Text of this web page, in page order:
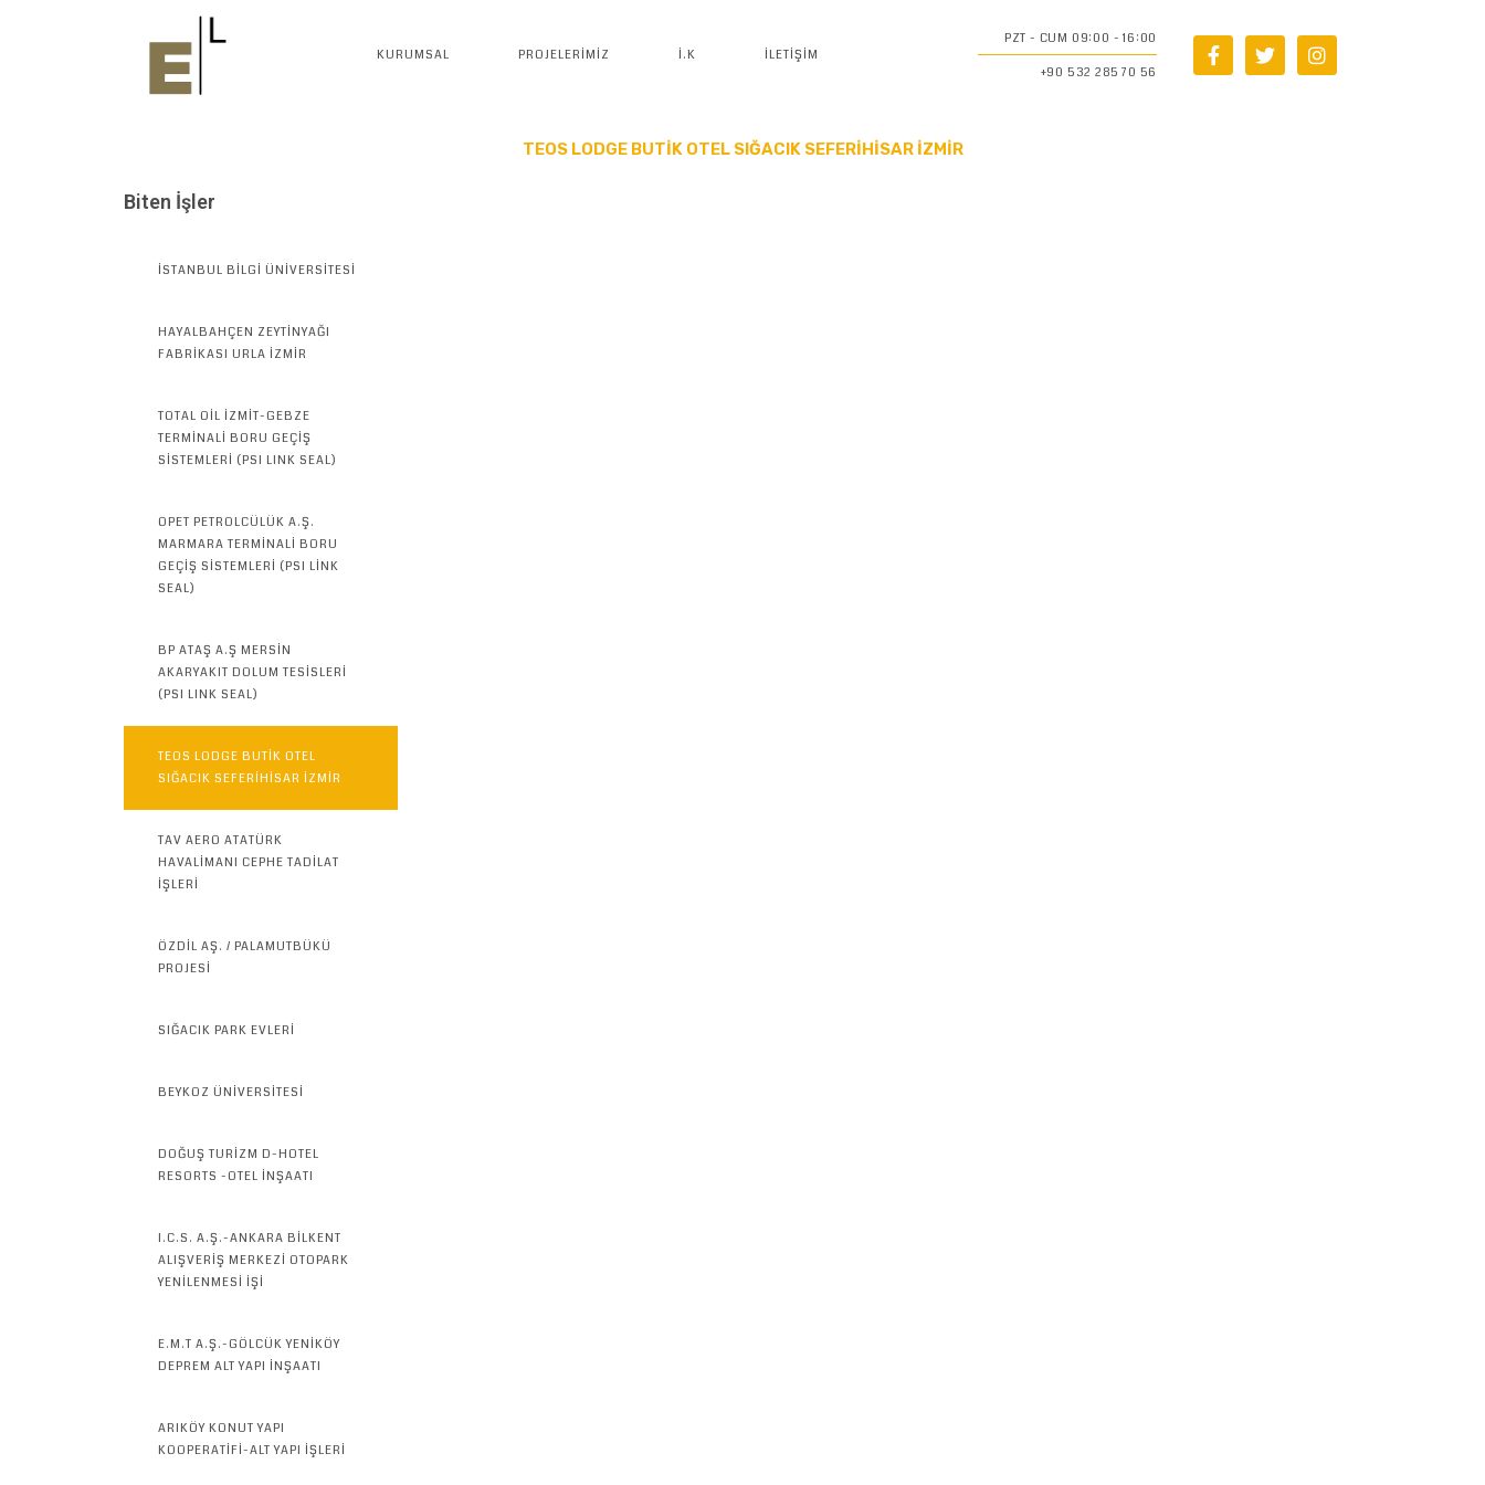
KURUMSAL PROJELERIMIZ İ.K İLETIŞIM
PZT - CUM 09:00 - 16:00
+90 532 285 70 56
TEOS LODGE BUTİK OTEL SIĞACIK SEFERİHİSAR İZMİR
Biten İşler
İSTANBUL BİLGİ ÜNİVERSİTESİ
HAYALBAHÇEN ZEYTİNYAĞI
FABRİKASI URLA İZMİR
TOTAL OİL İZMİT-GEBZE
TERMİNALİ BORU GEÇİŞ
SİSTEMLERİ (PSI LINK SEAL)
OPET PETROLCÜLÜK A.Ş.
MARMARA TERMİNALİ BORU
GEÇİŞ SİSTEMLERİ (PSI LİNK
SEAL)
BP ATAŞ A.Ş MERSİN
AKARYAKIT DOLUM TESİSLERİ
(PSI LINK SEAL)
TEOS LODGE BUTİK OTEL
SIĞACIK SEFERİHİSAR İZMİR
TAV AERO ATATÜRK
HAVALİMANI CEPHE TADİLAT
İŞLERİ
ÖZDİL AŞ. / PALAMUTBÜKÜ
PROJESİ
SIĞACIK PARK EVLERİ
BEYKOZ ÜNİVERSİTESİ
DOĞUŞ TURİZM D-HOTEL
RESORTS -OTEL İNŞAATI
I.C.S. A.Ş.-ANKARA BİLKENT
ALIŞVERİŞ MERKEZİ OTOPARK
YENİLENMESİ İŞİ
E.M.T A.Ş.-GÖLCÜK YENİKÖY
DEPREM ALT YAPI İNŞAATI
ARIKÖY KONUT YAPI
KOOPERATİFİ-ALT YAPI İŞLERİ